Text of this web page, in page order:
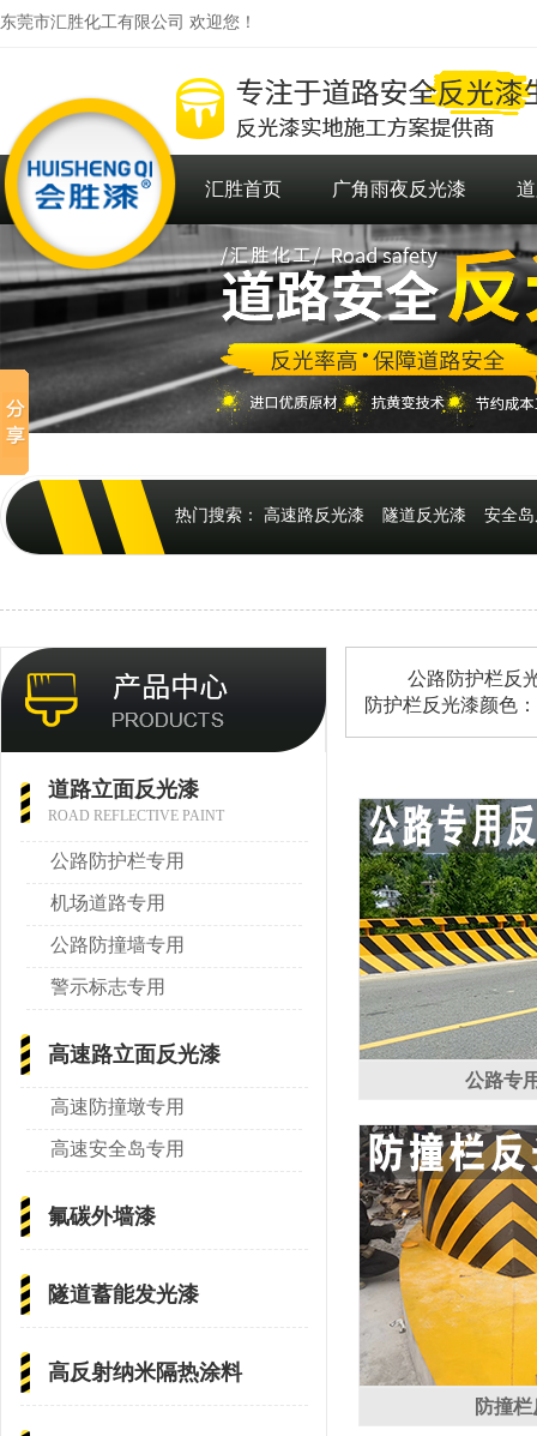
东莞市汇胜化工有限公司 欢迎您！
汇胜首页 广角雨夜反光漆
热门搜索： 高速路反光漆 隧道反光漆 安全
道路立面反光漆
ROAD REFLECTIVE PAINT
公路防护栏专用
机场道路专用
公路防撞墙专用
警示标志专用
高速路立面反光漆
高速防撞墩专用
高速安全岛专用
氟碳外墙漆
隧道蓄能发光漆
高反射纳米隔热涂料
公路防护栏反光
防护栏反光漆颜色
公路专
防撞